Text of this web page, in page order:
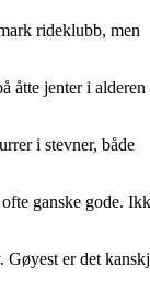
rideklubb, men
åtte jenter i alderen
i stevner, både
ganske gode.
Gøyest er det